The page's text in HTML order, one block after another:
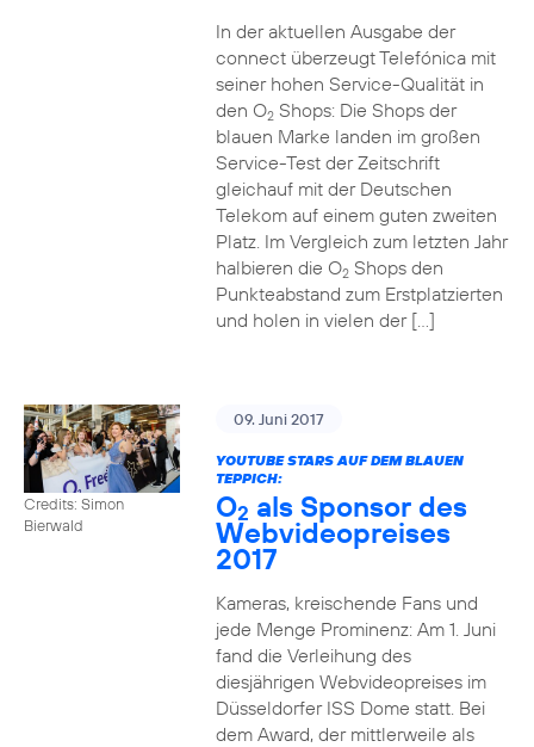
In der aktuellen Ausgabe der
connect überzeugt Telefónica mit
seiner hohen Service-Qualität in
den O2Shops: Die Shops der
blauen Marke landen im großen
Service-Test der Zeitschrift
gleichauf mit der Deutschen
Telekom auf einem guten zweiten
Platz. Im Vergleich zum letzten Jahr
halbieren die O2Shops den
Punkteabstand zum Erstplatzierten
und holen in vielen der […]
Credits: Simon
Bierwald
09. Juni 2017
YOUTUBE STARS AUF DEM BLAUEN
TEPPICH:
O2 als Sponsor des
Webvideopreises
2017
Kameras, kreischende Fans und
jede Menge Prominenz: Am 1. Juni
fand die Verleihung des
diesjährigen Webvideopreises im
Düsseldorfer ISS Dome statt. Bei
dem Award, der mittlerweile als